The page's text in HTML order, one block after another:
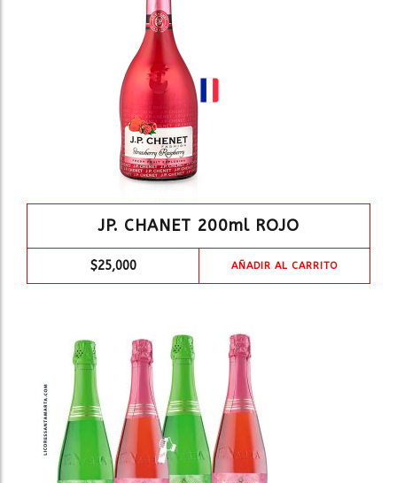
JP. CHANET 200ml ROJO
$25,000 AÑADIR AL CARRITO